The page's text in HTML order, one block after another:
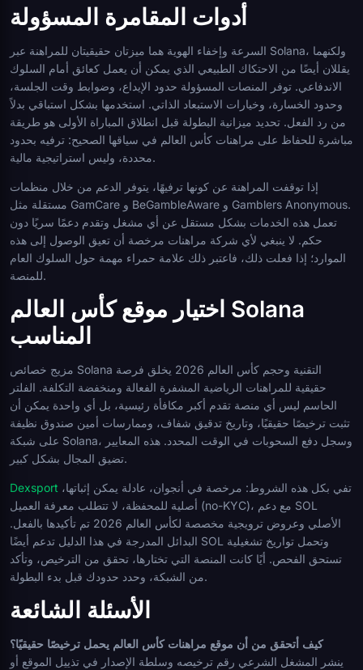
أدوات المقامرة المسؤولة
السرعة وإخفاء الهوية هما ميزتان حقيقيتان للمراهنة عبر Solana، ولكنهما
يقللان أيضًا من الاحتكاك الطبيعي الذي يمكن أن يعمل كعائق أمام السلوك
الاندفاعي. توفر المنصات المسؤولة حدود الإيداع، وضوابط وقت الجلسة،
وحدود الخسارة، وخيارات الاستبعاد الذاتي. استخدمها بشكل استباقي بدلاً
من رد الفعل. تحديد ميزانية البطولة قبل انطلاق المباراة الأولى هو طريقة
مباشرة للحفاظ على مراهنات كأس العالم في سياقها الصحيح: ترفيه بحدود
محددة، وليس استراتيجية مالية.
إذا توقفت المراهنة عن كونها ترفيهًا، يتوفر الدعم من خلال منظمات
مستقلة مثل GamCare و BeGambleAware و Gamblers Anonymous.
تعمل هذه الخدمات بشكل مستقل عن أي مشغل وتقدم دعمًا سريًا دون
حكم. لا ينبغي لأي شركة مراهنات مرخصة أن تعيق الوصول إلى هذه
الموارد؛ إذا فعلت ذلك، فاعتبر ذلك علامة حمراء مهمة حول السلوك العام
للمنصة.
اختيار موقع كأس العالم Solana
المناسب
مزيج خصائص Solana التقنية وحجم كأس العالم 2026 يخلق فرصة
حقيقية للمراهنات الرياضية المشفرة الفعالة ومنخفضة التكلفة. الفلتر
الحاسم ليس أي منصة تقدم أكبر مكافأة رئيسية، بل أي واحدة يمكن أن
تثبت ترخيصًا حقيقيًا، وتاريخ تدقيق شفاف، وممارسات أمين صندوق نظيفة
على شبكة Solana، وسجل دفع السحوبات في الوقت المحدد. هذه المعايير
تضيق المجال بشكل كبير.
Dexsport
أصلية للمحفظة، لا تتطلب معرفة العميل (no-KYC)، مع دعم SOL
الأصلي وعروض ترويجية مخصصة لكأس العالم 2026 تم تأكيدها بالفعل.
البدائل المدرجة في هذا الدليل تدعم أيضًا SOL وتحمل تواريخ تشغيلية
تستحق الفحص. أيًا كانت المنصة التي تختارها، تحقق من الترخيص، وتأكد
من الشبكة، وحدد حدودك قبل بدء البطولة.
الأسئلة الشائعة
كيف أتحقق من أن موقع مراهنات كأس العالم يحمل ترخيصًا حقيقيًا؟
ينشر المشغل الشرعي رقم ترخيصه وسلطة الإصدار في تذييل الموقع أو